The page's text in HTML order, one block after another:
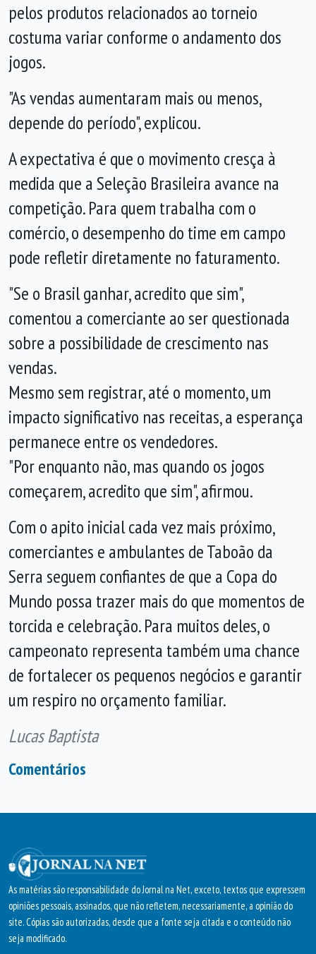
pelos produtos relacionados ao torneio
costuma variar conforme o andamento dos
jogos.
"As vendas aumentaram mais ou menos,
depende do período", explicou.
A expectativa é que o movimento cresça à
medida que a Seleção Brasileira avance na
competição. Para quem trabalha com o
comércio, o desempenho do time em campo
pode refletir diretamente no faturamento.
"Se o Brasil ganhar, acredito que sim",
comentou a comerciante ao ser questionada
sobre a possibilidade de crescimento nas
vendas.
Mesmo sem registrar, até o momento, um
impacto significativo nas receitas, a esperança
permanece entre os vendedores.
"Por enquanto não, mas quando os jogos
começarem, acredito que sim", afirmou.
Com o apito inicial cada vez mais próximo,
comerciantes e ambulantes de Taboão da
Serra seguem confiantes de que a Copa do
Mundo possa trazer mais do que momentos de
torcida e celebração. Para muitos deles, o
campeonato representa também uma chance
de fortalecer os pequenos negócios e garantir
um respiro no orçamento familiar.
Lucas Baptista
Comentários
As matérias são responsabilidade do Jornal na Net, exceto, textos que expressem
opiniões pessoais, assinados, que não refletem, necessariamente, a opinião do
site. Cópias são autorizadas, desde que a fonte seja citada e o conteúdo não
seja modificado.